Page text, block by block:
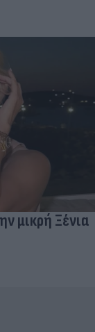
μικρή Ξένια